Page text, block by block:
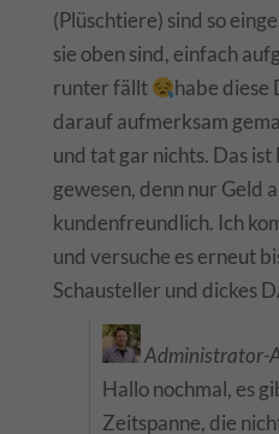
(Plüschtiere) sind so
sie oben sind, einfach
runter fällt
habe diese
darauf aufmerksam
und tat gar nichts. Das
gewesen, denn nur Geld
kundenfreundlich. Ich
und versuche es erneut
Schausteller und dickes
Administrator-
Hallo nochmal, es
Zeitspanne, die